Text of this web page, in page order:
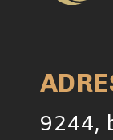
9244,